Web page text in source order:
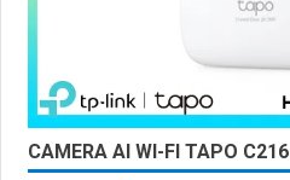
CAMERA AI WI-FI TAPO C216